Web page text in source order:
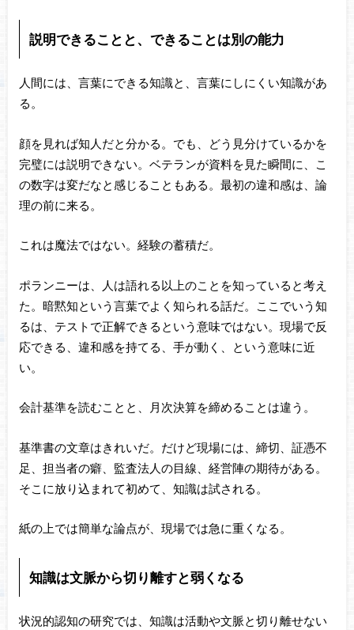
説明できることと、できることは別の能力
人間には、言葉にできる知識と、言葉にしにくい知識があ
る。
顔を見れば知人だと分かる。でも、どう見分けているかを
完璧には説明できない。ベテランが資料を見た瞬間に、こ
の数字は変だなと感じることもある。最初の違和感は、論
理の前に来る。
これは魔法ではない。経験の蓄積だ。
ポランニーは、人は語れる以上のことを知っていると考え
た。暗黙知という言葉でよく知られる話だ。ここでいう知
るは、テストで正解できるという意味ではない。現場で反
応できる、違和感を持てる、手が動く、という意味に近
い。
会計基準を読むことと、月次決算を締めることは違う。
基準書の文章はきれいだ。だけど現場には、締切、証憑不
足、担当者の癖、監査法人の目線、経営陣の期待がある。
そこに放り込まれて初めて、知識は試される。
紙の上では簡単な論点が、現場では急に重くなる。
知識は文脈から切り離すと弱くなる
状況的認知の研究では、知識は活動や文脈と切り離せない